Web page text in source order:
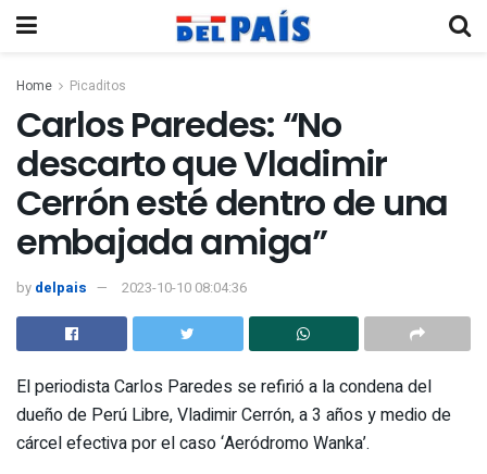
Home Picaditos
Carlos Paredes: “No
descarto que Vladimir
Cerrón esté dentro de una
embajada amiga”
by delpais 2023-10-10 08:04:36
El periodista Carlos Paredes se refirió a la condena del
dueño de Perú Libre, Vladimir Cerrón, a 3 años y medio de
cárcel efectiva por el caso ‘Aeródromo Wanka’.